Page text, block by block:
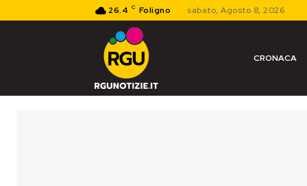
26.4 C Foligno sabato, Agosto 8, 2026
CRONACA